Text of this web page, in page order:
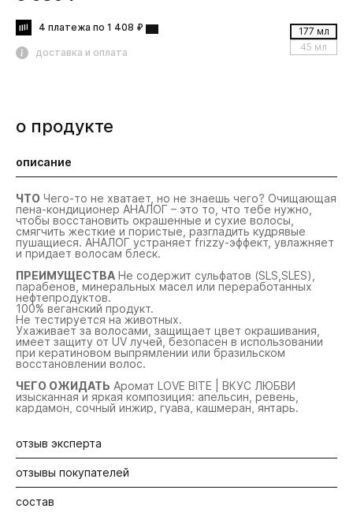
45 мл
177 мл
4 платежа по 1 408 ₽
доставка и оплата
о продукте
описание
ЧТО Чего-то не хватает, но не знаешь чего? Очищающая
пена-кондиционер АНАЛОГ – это то, что тебе нужно,
чтобы восстановить окрашенные и сухие волосы,
смягчить жесткие и пористые, разгладить кудрявые
пушащиеся. АНАЛОГ устраняет frizzy-эффект, увлажняет
и придает волосам блеск.
ПРЕИМУЩЕСТВА Не содержит сульфатов (SLS,SLES),
парабенов, минеральных масел или переработанных
нефтепродуктов.
100% веганский продукт.
Не тестируется на животных.
Ухаживает за волосами, защищает цвет окрашивания,
имеет защиту от UV лучей, безопасен в использовании
при кератиновом выпрямлении или бразильском
восстановлении волос.
ЧЕГО ОЖИДАТЬ Аромат LOVE BITE | ВКУС ЛЮБВИ
изысканная и яркая композиция: апельсин, ревень,
кардамон, сочный инжир, гуава, кашмеран, янтарь.
отзыв эксперта
Альтернатива привычному мытью, для тех, кто часто
моет голову. Чередуется с использованием шампуня,
мягко очищает кожу головы и ухаживает за волосами по
отзывы покупателей
Будьте первыми! Оставьте отзыв об этом продукте
состав